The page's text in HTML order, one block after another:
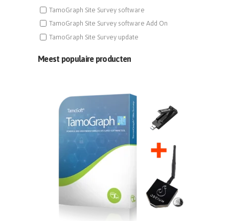
TamoGraph Site Survey software
TamoGraph Site Survey software Add On
TamoGraph Site Survey update
Meest populaire producten